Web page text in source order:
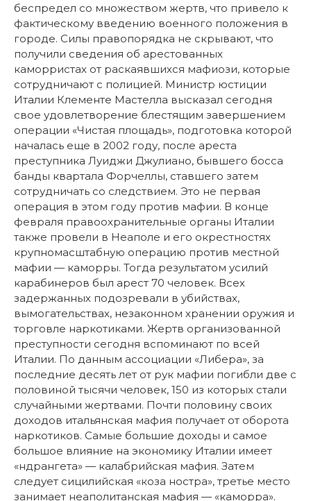
беспредел со множеством жертв, что привело к
фактическому введению военного положения в
городе. Силы правопорядка не скрывают, что
получили сведения об арестованных
каморристах от раскаявшихся мафиози, которые
сотрудничают с полицией. Министр юстиции
Италии Клементе Мастелла высказал сегодня
свое удовлетворение блестящим завершением
операции «Чистая площадь», подготовка которой
началась еще в 2002 году, после ареста
преступника Луиджи Джулиано, бывшего босса
банды квартала Форчеллы, ставшего затем
сотрудничать со следствием. Это не первая
операция в этом году против мафии. В конце
февраля правоохранительные органы Италии
также провели в Неаполе и его окрестностях
крупномасштабную операцию против местной
мафии — каморры. Тогда результатом усилий
карабинеров был арест 70 человек. Всех
задержанных подозревали в убийствах,
вымогательствах, незаконном хранении оружия и
торговле наркотиками. Жертв организованной
преступности сегодня вспоминают по всей
Италии. По данным ассоциации «Либера», за
последние десять лет от рук мафии погибли две с
половиной тысячи человек, 150 из которых стали
случайными жертвами. Почти половину своих
доходов итальянская мафия получает от оборота
наркотиков. Самые большие доходы и самое
большое влияние на экономику Италии имеет
«ндрангета» — калабрийская мафия. Затем
следует сицилийская «коза ностра», третье место
занимает неаполитанская мафия — «каморра».